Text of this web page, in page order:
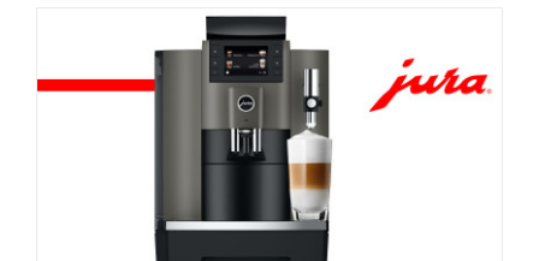
IN DEN WARENKORB